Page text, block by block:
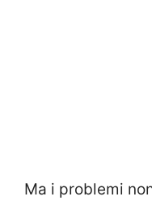
Ma i problemi